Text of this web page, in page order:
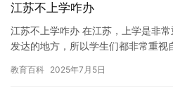
江苏不上学咋办
江苏不上学咋办 在江苏，上学是非
发达的地方，所以学生们都非常重
续上…
教育百科 2025年7月5日